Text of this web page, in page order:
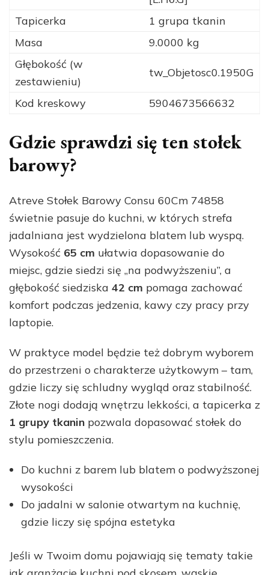
Tapicerka
1 grupa tkanin
Masa
9.0000 kg
Głębokość (w
zestawieniu)
tw_Objetosc0.1950G
Kod kreskowy 5904673566632
Gdzie sprawdzi się ten stołek
barowy?
Atreve Stołek Barowy Consu 60Cm 74858
świetnie pasuje do kuchni, w których strefa
jadalniana jest wydzielona blatem lub wyspą.
Wysokość 65 cm ułatwia dopasowanie do
miejsc, gdzie siedzi się „na podwyższeniu”, a
głębokość siedziska 42 cm pomaga zachować
komfort podczas jedzenia, kawy czy pracy przy
laptopie.
W praktyce model będzie też dobrym wyborem
do przestrzeni o charakterze użytkowym – tam,
gdzie liczy się schludny wygląd oraz stabilność.
Złote nogi dodają wnętrzu lekkości, a tapicerka z
1 grupy tkanin pozwala dopasować stołek do
stylu pomieszczenia.
Do kuchni z barem lub blatem o podwyższonej
wysokości
Do jadalni w salonie otwartym na kuchnię,
gdzie liczy się spójna estetyka
Jeśli w Twoim domu pojawiają się tematy takie